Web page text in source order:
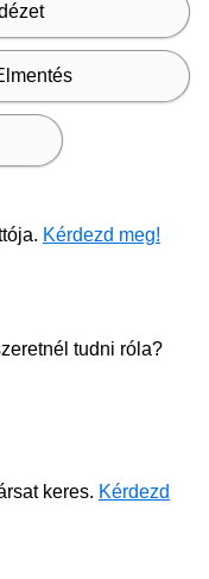
Kérdezd meg!
tudni róla?
keres. Kérdezd